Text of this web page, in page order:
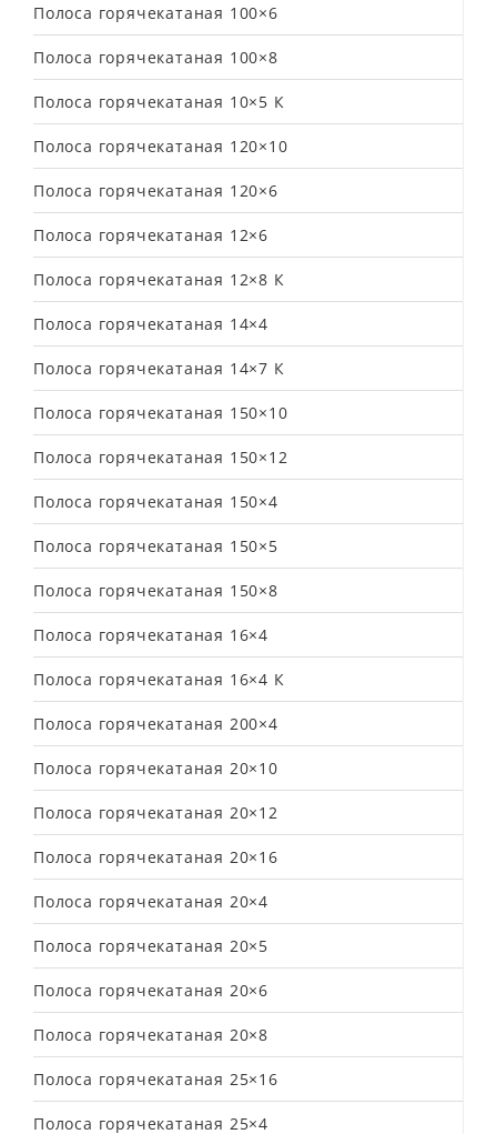
Полоса горячекатаная 100×6
Полоса горячекатаная 100×8
Полоса горячекатаная 10×5 К
Полоса горячекатаная 120×10
Полоса горячекатаная 120×6
Полоса горячекатаная 12×6
Полоса горячекатаная 12×8 К
Полоса горячекатаная 14×4
Полоса горячекатаная 14×7 К
Полоса горячекатаная 150×10
Полоса горячекатаная 150×12
Полоса горячекатаная 150×4
Полоса горячекатаная 150×5
Полоса горячекатаная 150×8
Полоса горячекатаная 16×4
Полоса горячекатаная 16×4 К
Полоса горячекатаная 200×4
Полоса горячекатаная 20×10
Полоса горячекатаная 20×12
Полоса горячекатаная 20×16
Полоса горячекатаная 20×4
Полоса горячекатаная 20×5
Полоса горячекатаная 20×6
Полоса горячекатаная 20×8
Полоса горячекатаная 25×16
Полоса горячекатаная 25×4